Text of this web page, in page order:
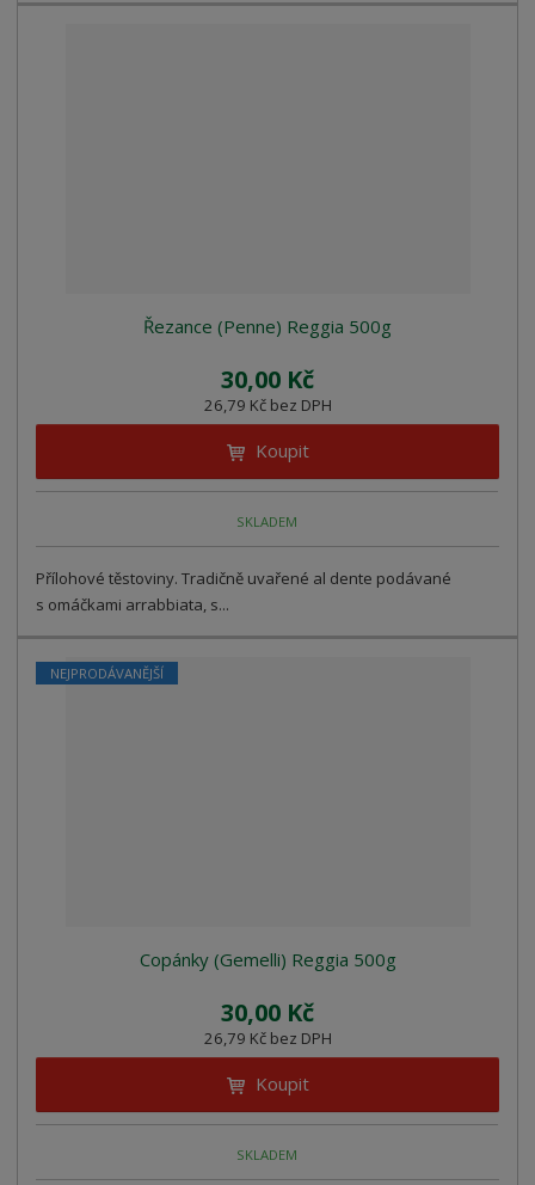
Řezance (Penne) Reggia 500g
30,00 Kč
26,79 Kč bez DPH
Koupit
SKLADEM
Přílohové těstoviny. Tradičně uvařené al dente podávané
s omáčkami arrabbiata, s...
NEJPRODÁVANĚJŠÍ
Copánky (Gemelli) Reggia 500g
30,00 Kč
26,79 Kč bez DPH
Koupit
SKLADEM